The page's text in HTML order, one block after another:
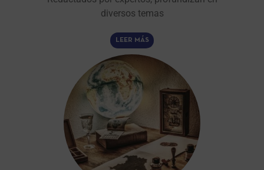
diversos temas
LEER MÁS